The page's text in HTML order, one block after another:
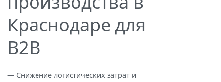
Краснодаре для
B2B
— Снижение логистических затрат и